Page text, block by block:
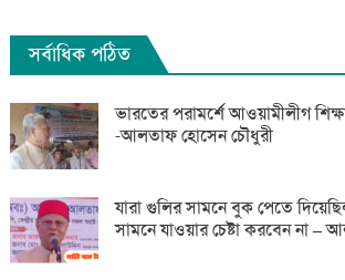
সর্বাধিক পঠিত
ভারতের পরামর্শে আওয়ামীলীগ
-আলতাফ হোসেন চৌধুরী
যারা গুলির সামনে বুক পেতে
সামনে যাওয়ার চেষ্টা করবেন না